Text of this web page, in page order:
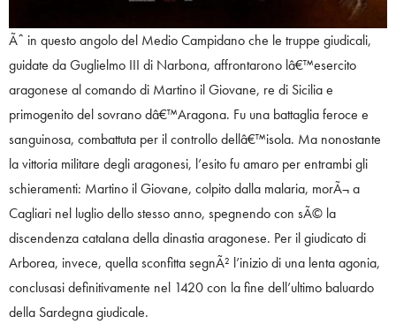
Ãˆ in questo angolo del Medio Campidano che le truppe giudicali,
guidate da Guglielmo III di Narbona, affrontarono lâ€™esercito
aragonese al comando di Martino il Giovane, re di Sicilia e
primogenito del sovrano dâ€™Aragona. Fu una battaglia feroce e
sanguinosa, combattuta per il controllo dellâ€™isola. Ma nonostante
la vittoria militare degli aragonesi, l’esito fu amaro per entrambi gli
schieramenti: Martino il Giovane, colpito dalla malaria, morÃ¬ a
Cagliari nel luglio dello stesso anno, spegnendo con sÃ© la
discendenza catalana della dinastia aragonese. Per il giudicato di
Arborea, invece, quella sconfitta segnÃ² l’inizio di una lenta agonia,
conclusasi definitivamente nel 1420 con la fine dell’ultimo baluardo
della Sardegna giudicale.